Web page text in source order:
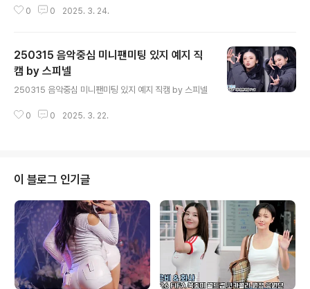
0 0 2025. 3. 24.
250315 음악중심 미니팬미팅 있지 예지 직
캠 by 스피넬
250315 음악중심 미니팬미팅 있지 예지 직캠 by 스피넬
0 0 2025. 3. 22.
이 블로그 인기글